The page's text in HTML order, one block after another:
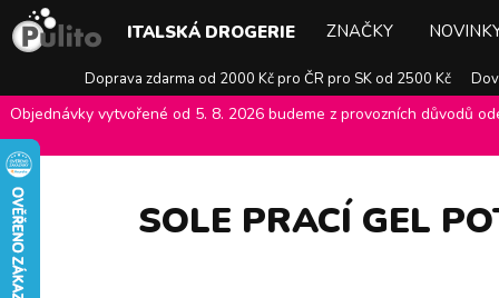
Doprava zdarma od 2000 Kč pro ČR pro SK od 2500 Kč
ITALSKÁ DROGERIE ZNAČKY
Objednávky vytvořené od 5. 8. 2026 budeme z provozních důvodů
E-shop Pulito Prací prostředky
SOLE PRACÍ GEL